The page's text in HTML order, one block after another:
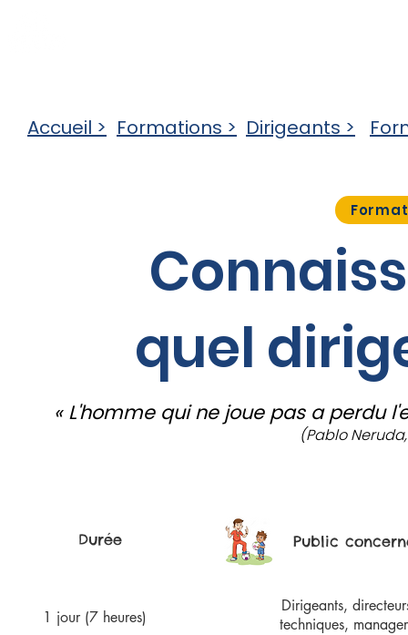
Accueil > Formations > Dirigeants >
quel
« L'homme qui ne joue pas a perdu
(Pablo
Durée
1 jour (7 heures)
Public
Dirigeants,
techniques,